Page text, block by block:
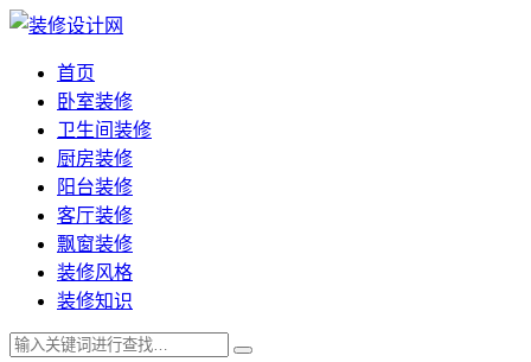
首页
卧室装修
卫生间装修
厨房装修
阳台装修
客厅装修
飘窗装修
装修风格
装修知识